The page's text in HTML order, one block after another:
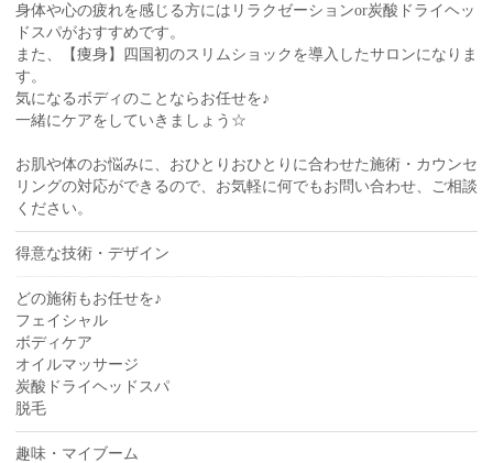
身体や心の疲れを感じる方にはリラクゼーションor炭酸ドライヘッ
ドスパがおすすめです。
また、【痩身】四国初のスリムショックを導入したサロンになりま
す。
気になるボディのことならお任せを♪
一緒にケアをしていきましょう☆
お肌や体のお悩みに、おひとりおひとりに合わせた施術・カウンセ
リングの対応ができるので、お気軽に何でもお問い合わせ、ご相談
ください。
得意な技術・デザイン
どの施術もお任せを♪
フェイシャル
ボディケア
オイルマッサージ
炭酸ドライヘッドスパ
脱毛
趣味・マイブーム